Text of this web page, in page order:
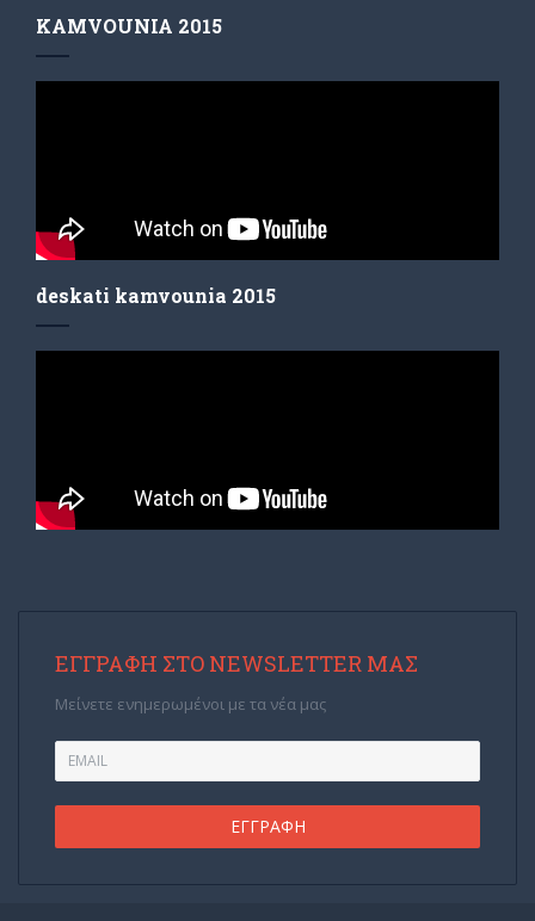
KAMVOUNIA 2015
deskati kamvounia 2015
ΕΓΓΡΑΦΉ ΣΤΟ NEWSLETTER ΜΑΣ
Μείνετε ενημερωμένοι με τα νέα μας